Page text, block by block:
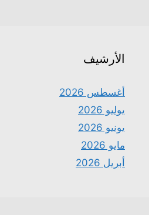
الأرشيف
أغسطس 2026
يوليو 2026
يونيو 2026
مايو 2026
أبريل 2026